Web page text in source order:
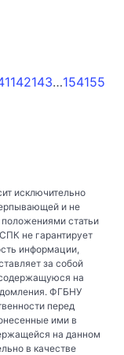
142143…154155
исключительно
и не
статьи
не гарантирует
информации,
за собой
на
ФГБНУ
перед
ими в
на данном
в качестве